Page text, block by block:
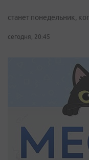
станет понедельник,
сегодня, 20:45